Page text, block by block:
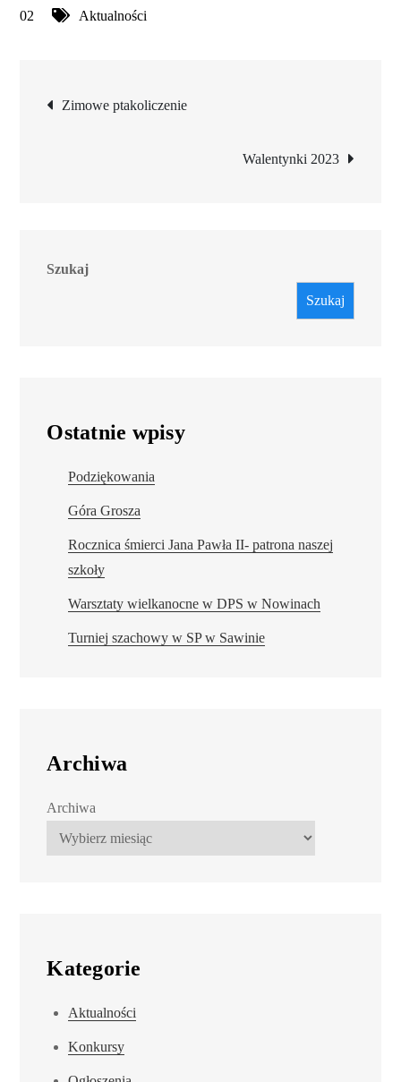
02 Aktualności
Nawigacja
Zimowe ptakoliczenie
Walentynki 2023
Szukaj
Szukaj
Ostatnie wpisy
Podziękowania
Góra Grosza
Rocznica śmierci Jana Pawła II- patrona naszej
szkoły
Warsztaty wielkanocne w DPS w Nowinach
Turniej szachowy w SP w Sawinie
Archiwa
Archiwa
Kategorie
Aktualności
Konkursy